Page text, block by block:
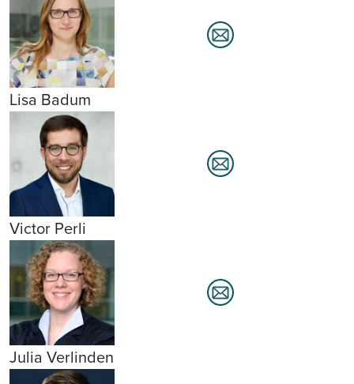
Lisa Badum
Victor Perli
Julia Verlinden